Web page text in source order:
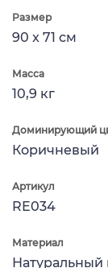
Размер
90 x 71 см
Масса
10,9 кг
Доминирующий
Коричневый
Артикул
RE034
Материал